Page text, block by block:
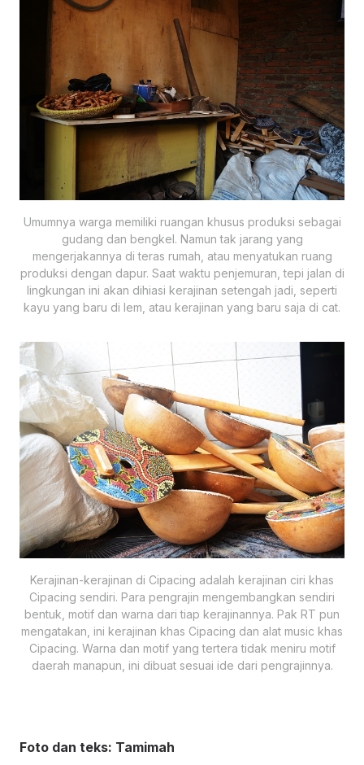
Umumnya warga memiliki ruangan khusus produksi sebagai
gudang dan bengkel. Namun tak jarang yang
mengerjakannya di teras rumah, atau menyatukan ruang
produksi dengan dapur. Saat waktu penjemuran, tepi jalan di
lingkungan ini akan dihiasi kerajinan setengah jadi, seperti
kayu yang baru di lem, atau kerajinan yang baru saja di cat.
Kerajinan-kerajinan di Cipacing adalah kerajinan ciri khas
Cipacing sendiri. Para pengrajin mengembangkan sendiri
bentuk, motif dan warna dari tiap kerajinannya. Pak RT pun
mengatakan, ini kerajinan khas Cipacing dan alat music khas
Cipacing. Warna dan motif yang tertera tidak meniru motif
daerah manapun, ini dibuat sesuai ide dari pengrajinnya.
Foto dan teks: Tamimah